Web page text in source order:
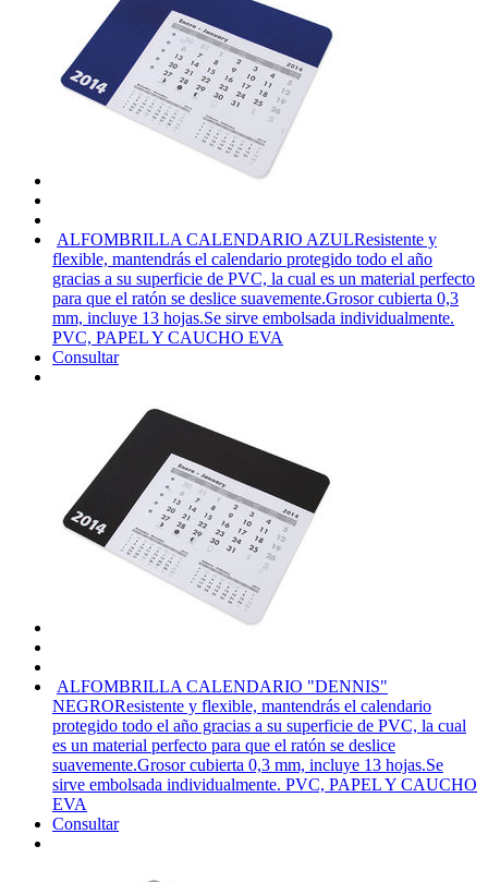
ALFOMBRILLA CALENDARIO AZULResistente y
flexible, mantendrás el calendario protegido todo el año
gracias a su superficie de PVC, la cual es un material perfecto
para que el ratón se deslice suavemente.Grosor cubierta 0,3
mm, incluye 13 hojas.Se sirve embolsada individualmente.
PVC, PAPEL Y CAUCHO EVA
Consultar
ALFOMBRILLA CALENDARIO "DENNIS"
NEGROResistente y flexible, mantendrás el calendario
protegido todo el año gracias a su superficie de PVC, la cual
es un material perfecto para que el ratón se deslice
suavemente.Grosor cubierta 0,3 mm, incluye 13 hojas.Se
sirve embolsada individualmente. PVC, PAPEL Y CAUCHO
EVA
Consultar